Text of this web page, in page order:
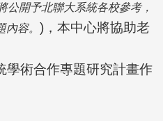
公開予北聯大系統各校參考，
容。 ) ，本中心將協助老
學術合作專題研究計畫作